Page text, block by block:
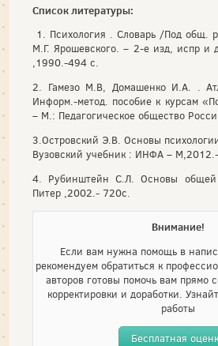
Список литературы:
1. Психология . Словарь /Под общ.
М.Г. Ярошевского. – 2-е изд, испр и
,1990.-494 с.
2. Гамезо М.В, Домашенко И.А. .
Информ.-метод. пособие к курсам
– М.: Педагогическое общество
3.Островский Э.В. Основы
Вузовский учебник : ИНФА –
4. Рубинштейн С.Л. Основы общей
Питер ,2002.- 720с.
Внимание!
Если вам нужна помощь в
рекомендуем обратиться к
авторов готовы помочь вам прямо
корректировки и доработки.
работы
Бесплатная